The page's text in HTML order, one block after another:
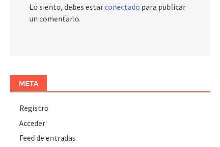
Lo siento, debes estarconectado para publicar
un comentario.
META
Registro
Acceder
Feed de entradas